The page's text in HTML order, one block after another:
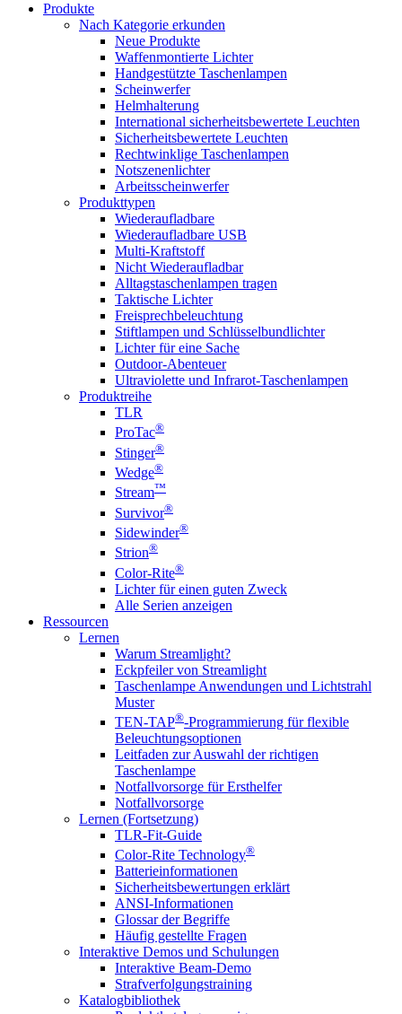
Produkte
Nach Kategorie erkunden
Neue Produkte
Waffenmontierte Lichter
Handgestützte Taschenlampen
Scheinwerfer
Helmhalterung
International sicherheitsbewertete Leuchten
Sicherheitsbewertete Leuchten
Rechtwinklige Taschenlampen
Notszenenlichter
Arbeitsscheinwerfer
Produkttypen
Wiederaufladbare
Wiederaufladbare USB
Multi-Kraftstoff
Nicht Wiederaufladbar
Alltagstaschenlampen tragen
Taktische Lichter
Freisprechbeleuchtung
Stiftlampen und Schlüsselbundlichter
Lichter für eine Sache
Outdoor-Abenteuer
Ultraviolette und Infrarot-Taschenlampen
Produktreihe
TLR
ProTac®
Stinger®
Wedge®
Stream™
Survivor®
Sidewinder®
Strion®
Color-Rite®
Lichter für einen guten Zweck
Alle Serien anzeigen
Ressourcen
Lernen
Warum Streamlight?
Eckpfeiler von Streamlight
Taschenlampe Anwendungen und Lichtstrahl
Muster
TEN-TAP®-Programmierung für flexible
Beleuchtungsoptionen
Leitfaden zur Auswahl der richtigen
Taschenlampe
Notfallvorsorge für Ersthelfer
Notfallvorsorge
Lernen (Fortsetzung)
TLR-Fit-Guide
Color-Rite Technology®
Batterieinformationen
Sicherheitsbewertungen erklärt
ANSI-Informationen
Glossar der Begriffe
Häufig gestellte Fragen
Interaktive Demos und Schulungen
Interaktive Beam-Demo
Strafverfolgungstraining
Katalogbibliothek